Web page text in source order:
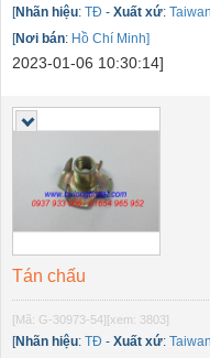
[Nhãn hiệu: TĐ - Xuất xứ:
[Nơi bán: Hồ Chí Minh]
2023-01-06 10:30:14]
Tán chấu
[Mã: G-30973-54][xem: 3803]
[Nhãn hiệu: TĐ - Xuất xứ: